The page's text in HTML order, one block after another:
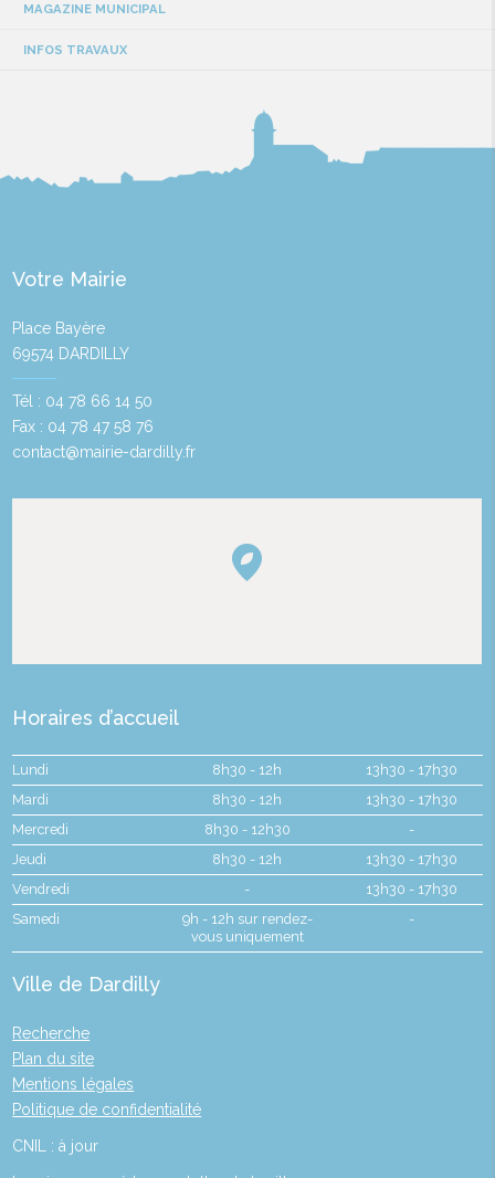
MAGAZINE MUNICIPAL
INFOS TRAVAUX
Votre Mairie
Place Bayère
69574 DARDILLY
Tél : 04 78 66 14 50
Fax : 04 78 47 58 76
contact@mairie-dardilly.fr
Horaires d’accueil
Lundi 8h30 - 12h
13h30 - 17h30
Mardi
8h30 - 12h
13h30 - 17h30
Mercredi
8h30 - 12h30
-
Jeudi
8h30 - 12h
13h30 - 17h30
Vendredi
-
13h30 - 17h30
Samedi
9h - 12h sur rendez-
vous uniquement
-
Ville de Dardilly
Recherche
Plan du site
Mentions légales
Politique de confidentialité
CNIL : à jour